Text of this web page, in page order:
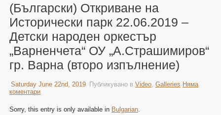
(Български) Откриване на
Исторически парк 22.06.2019 –
Детски народен оркестър
„Варненчета“ ОУ „А.Страшимиров“
гр. Варна (второ изпълнение)
Saturday June 22nd, 2019 Публикувано в Video, Galleries Няма
коментари
Sorry, this entry is only available in Bulgarian.